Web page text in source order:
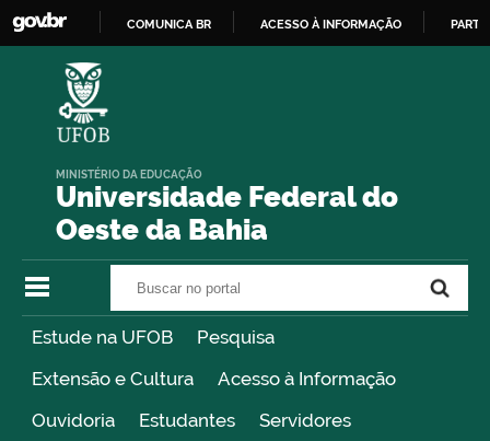
COMUNICA BR ACESSO À INFORMAÇÃO
Universidade Federal do
Oeste da Bahia
MINISTÉRIO DA EDUCAÇÃO
Estude na UFOB
Pesquisa
Extensão e Cultura
Acesso à Informação
Ouvidoria
Estudantes Servidores